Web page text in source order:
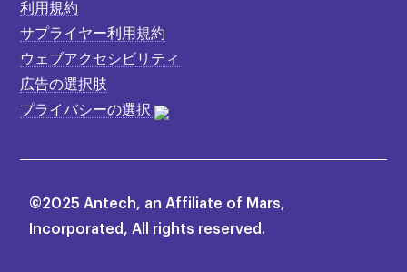
利用規約
サプライヤー利用規約
ウェブアクセシビリティ
広告の選択肢
プライバシーの選択
©2025 Antech, an Affiliate of Mars,
Incorporated, All rights reserved.